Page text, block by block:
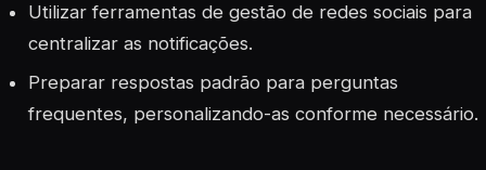
Utilizar ferramentas de gestão de redes sociais para
centralizar as notificações.
Preparar respostas padrão para perguntas
frequentes, personalizando-as conforme necessário.